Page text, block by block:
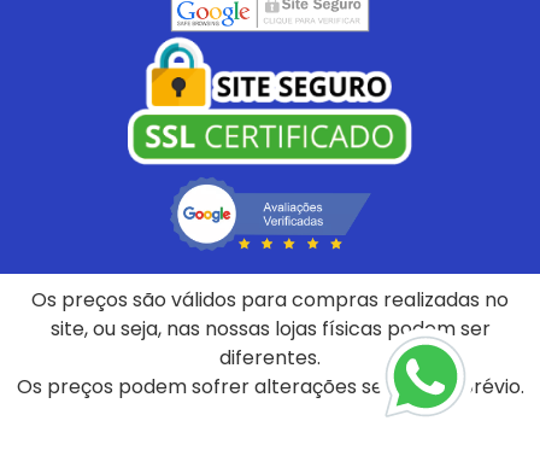
Os preços são válidos para compras realizadas no
site, ou seja, nas nossas lojas físicas podem ser
diferentes.
Os preços podem sofrer alterações sem aviso prévio.